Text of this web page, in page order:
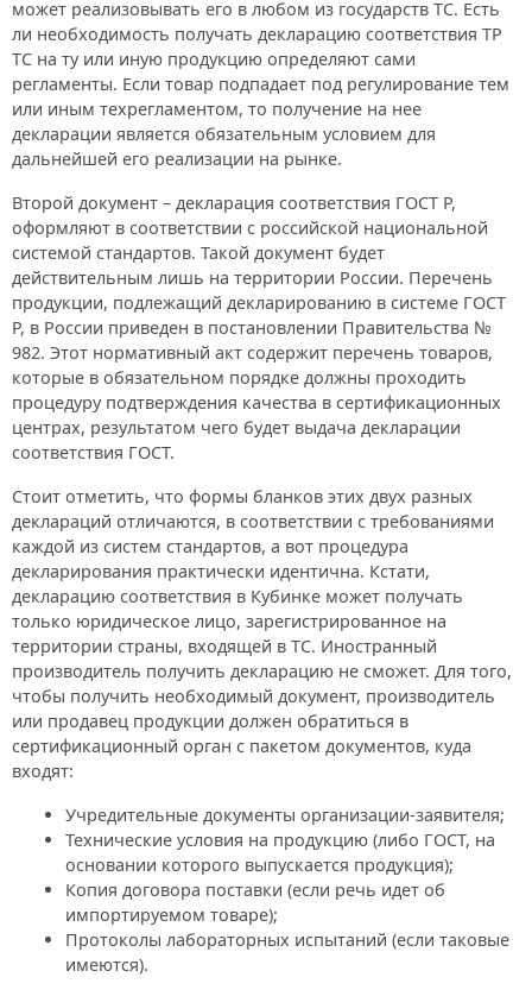
может реализовывать его в любом из государств ТС. Есть
ли необходимость получать декларацию соответствия ТР
ТС на ту или иную продукцию определяют сами
регламенты. Если товар подпадает под регулирование тем
или иным техрегламентом, то получение на нее
декларации является обязательным условием для
дальнейшей его реализации на рынке.
Второй документ – декларация соответствия ГОСТ Р,
оформляют в соответствии с российской национальной
системой стандартов. Такой документ будет
действительным лишь на территории России. Перечень
продукции, подлежащий декларированию в системе ГОСТ
Р, в России приведен в постановлении Правительства №
982. Этот нормативный акт содержит перечень товаров,
которые в обязательном порядке должны проходить
процедуру подтверждения качества в сертификационных
центрах, результатом чего будет выдача декларации
соответствия ГОСТ.
Стоит отметить, что формы бланков этих двух разных
деклараций отличаются, в соответствии с требованиями
каждой из систем стандартов, а вот процедура
декларирования практически идентична. Кстати,
декларацию соответствия в Кубинке может получать
только юридическое лицо, зарегистрированное на
территории страны, входящей в ТС. Иностранный
производитель получить декларацию не сможет. Для того,
чтобы получить необходимый документ, производитель
или продавец продукции должен обратиться в
сертификационный орган с пакетом документов, куда
входят:
Учредительные документы организации-заявителя;
Технические условия на продукцию (либо ГОСТ, на
основании которого выпускается продукция);
Копия договора поставки (если речь идет об
импортируемом товаре);
Протоколы лабораторных испытаний (если таковые
имеются).